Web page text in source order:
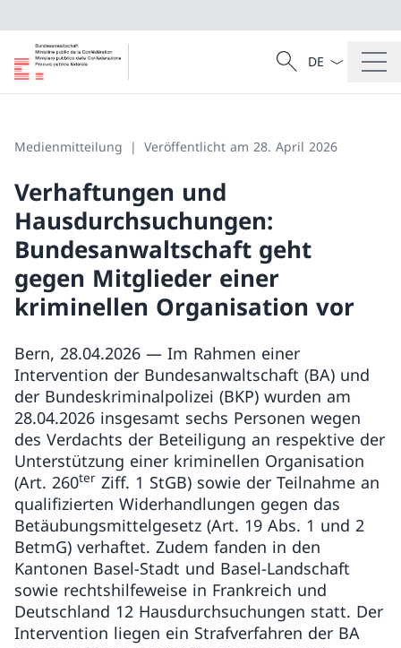
Suche
Suche
Sprach
Medienmitteilung Veröffentlicht am 28. April 2026
Verhaftungen und
Hausdurchsuchungen:
Bundesanwaltschaft geht
gegen Mitglieder einer
kriminellen Organisation vor
Bern, 28.04.2026 — Im Rahmen einer
Intervention der Bundesanwaltschaft (BA) und
der Bundeskriminalpolizei (BKP) wurden am
28.04.2026 insgesamt sechs Personen wegen
des Verdachts der Beteiligung an respektive der
Unterstützung einer kriminellen Organisation
(Art. 260ter Ziff. 1 StGB) sowie der Teilnahme an
qualifizierten Widerhandlungen gegen das
Betäubungsmittelgesetz (Art. 19 Abs. 1 und 2
BetmG) verhaftet. Zudem fanden in den
Kantonen Basel-Stadt und Basel-Landschaft
sowie rechtshilfeweise in Frankreich und
Deutschland 12 Hausdurchsuchungen statt. Der
Intervention liegen ein Strafverfahren der BA